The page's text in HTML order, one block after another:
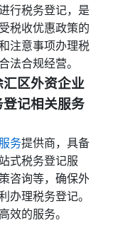
行税务登记，是
税收优惠政策的
注意事项办理税
法合规经营。
区外资企业
记相关服务
务提供商，具备
式税务登记服
咨询等，确保外
办理税务登记。
效的服务。